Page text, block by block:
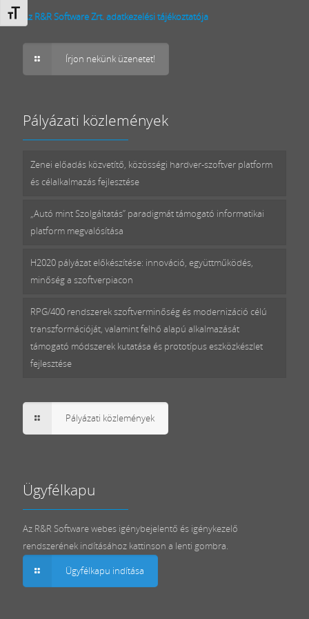
Betűméret váltása
Az R&R Software Zrt. adatkezelési tájékoztatója
Írjon nekünk üzenetet!
Pályázati közlemények
Zenei előadás közvetítő, közösségi hardver-szoftver platform
és célalkalmazás fejlesztése
„Autó mint Szolgáltatás” paradigmát támogató informatikai
platform megvalósítása
H2020 pályázat előkészítése: innováció, együttműködés,
minőség a szoftverpiacon
RPG/400 rendszerek szoftverminőség és modernizáció célú
transzformációját, valamint felhő alapú alkalmazását
támogató módszerek kutatása és prototípus eszközkészlet
fejlesztése
Pályázati közlemények
Ügyfélkapu
Az R&R Software webes igénybejelentő és igénykezelő
rendszerének indításához kattinson a lenti gombra.
Ügyfélkapu indítása